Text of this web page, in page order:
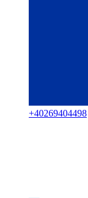
+40269404498